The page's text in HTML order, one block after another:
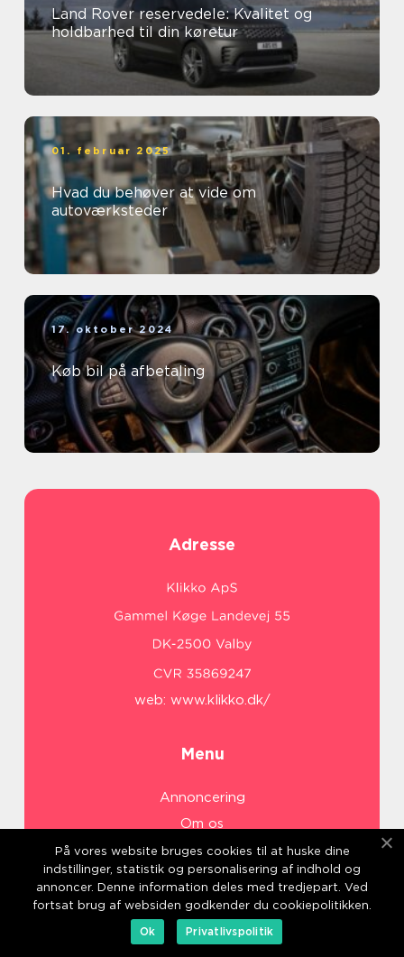
Land Rover reservedele: Kvalitet og
holdbarhed til din køretur
01. februar 2025
Hvad du behøver at vide om
autoværksteder
17. oktober 2024
Køb bil på afbetaling
Adresse
web: www.klikko.dk/
Menu
Annoncering
Om os
Cookies
Kontakt os
Sitemap
På vores website bruges cookies til at huske dine
indstillinger, statistik og personalisering af indhold og
annoncer. Denne information deles med tredjepart. Ved
fortsat brug af websiden godkender du cookiepolitikken.
Ok
Privatlivspolitik